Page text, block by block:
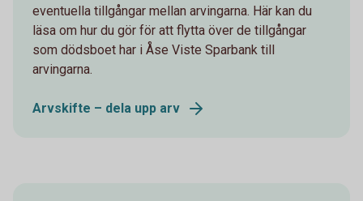
eventuella tillgångar mellan arvingarna. Här kan du
läsa om hur du gör för att flytta över de tillgångar
som dödsboet har i Åse Viste Sparbank till
arvingarna.
Arvskifte – dela upp arv